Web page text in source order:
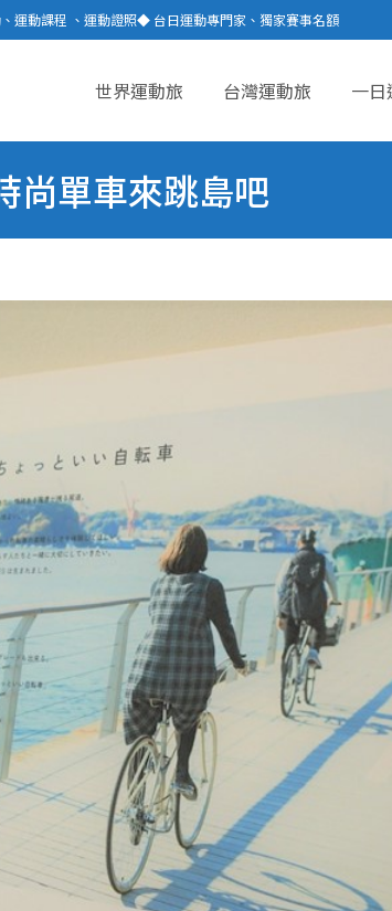
運動課程 、運動證照◆ 台日運動專門家、獨家賽事名額
世界運動旅 台灣運動旅 一
尚單車來跳島吧